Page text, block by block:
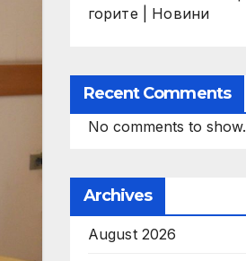
горите | Новини
Recent Comments
No comments to show.
Archives
August 2026